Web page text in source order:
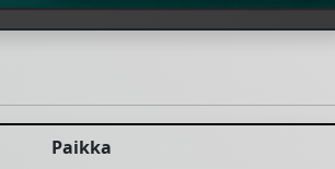
Paikka